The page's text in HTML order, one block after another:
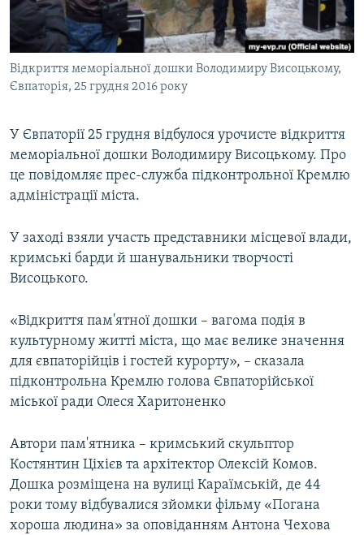
ВІДЕОУРОКИ «ELIFBE»
СВІДЧЕННЯ ОКУПАЦІЇ
УКРАЇНСЬКА ПРОБЛЕМА КРИМУ
Русский
Qırımtatar
Усі сайти RFE/RL
Відкриття меморіальної дошки Володимиру Висоцькому,
Євпаторія, 25 грудня 2016 року
У Євпаторії 25 грудня відбулося урочисте відкриття
меморіальної дошки Володимиру Висоцькому. Про
це повідомляє прес-служба підконтрольної Кремлю
адміністрації міста.
У заході взяли участь представники місцевої влади,
кримські барди й шанувальники творчості
Висоцького.
«Відкриття пам'ятної дошки – вагома подія в
культурному житті міста, що має велике значення
для євпаторійців і гостей курорту», –​ сказала
підконтрольна Кремлю голова Євпаторійської
міської ради Олеся Харитоненко
Автори пам'ятника – кримський скульптор
Костянтин Ціхієв та архітектор Олексій Комов.
Дошка розміщена на вулиці Караїмській, де 44
роки тому відбувалися зйомки фільму «Погана
хороша людина» за оповіданням Антона Чехова